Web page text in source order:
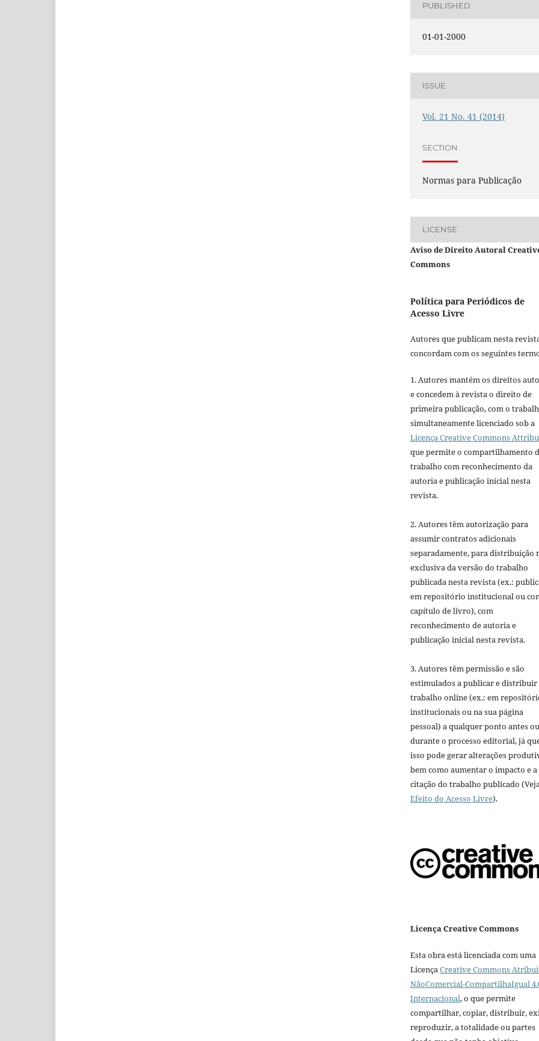
PUBLISHED
01-01-2000
ISSUE
Vol. 21 No. 41 (2014)
SECTION
Normas para Publicação
LICENSE
Aviso de Direito Autoral
Commons
Política para Periódicos de
Acesso Livre
Autores que publicam nesta
concordam com os seguintes
1. Autores mantém os direitos
e concedem à revista o direito de
primeira publicação, com o
simultaneamente licenciado sob a
Licença Creative Commons
que permite o compartilhamento
trabalho com reconhecimento da
autoria e publicação inicial nesta
revista.
2. Autores têm autorização para
assumir contratos adicionais
separadamente, para distribuição
exclusiva da versão do trabalho
publicada nesta revista (ex.:
em repositório institucional ou
capítulo de livro), com
reconhecimento de autoria e
publicação inicial nesta revista.
3. Autores têm permissão e são
estimulados a publicar e distribuir
trabalho online (ex.: em
institucionais ou na sua página
pessoal) a qualquer ponto antes ou
durante o processo editorial, já
isso pode gerar alterações
bem como aumentar o impacto e a
citação do trabalho publicado
Efeito do Acesso Livre).
Licença Creative Commons
Esta obra está licenciada com uma
LicençaCreative Commons
NãoComercial-CompartilhaIgual
Internacional, o que permite
compartilhar, copiar, distribuir,
reproduzir, a totalidade ou partes